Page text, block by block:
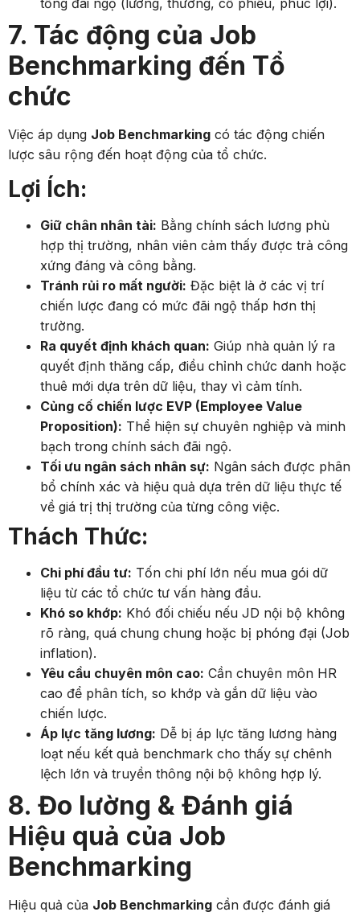
tổng đãi ngộ (lương, thưởng, cổ phiếu, phúc lợi).
7. Tác động của Job
Benchmarking đến Tổ
chức
Việc áp dụng Job Benchmarking có tác động chiến
lược sâu rộng đến hoạt động của tổ chức.
Lợi Ích:
Giữ chân nhân tài: Bằng chính sách lương phù
hợp thị trường, nhân viên cảm thấy được trả công
xứng đáng và công bằng.
Tránh rủi ro mất người: Đặc biệt là ở các vị trí
chiến lược đang có mức đãi ngộ thấp hơn thị
trường.
Ra quyết định khách quan: Giúp nhà quản lý ra
quyết định thăng cấp, điều chỉnh chức danh hoặc
thuê mới dựa trên dữ liệu, thay vì cảm tính.
Củng cố chiến lược EVP (Employee Value
Proposition): Thể hiện sự chuyên nghiệp và minh
bạch trong chính sách đãi ngộ.
Tối ưu ngân sách nhân sự: Ngân sách được phân
bổ chính xác và hiệu quả dựa trên dữ liệu thực tế
về giá trị thị trường của từng công việc.
Thách Thức:
Chi phí đầu tư: Tốn chi phí lớn nếu mua gói dữ
liệu từ các tổ chức tư vấn hàng đầu.
Khó so khớp: Khó đối chiếu nếu JD nội bộ không
rõ ràng, quá chung chung hoặc bị phóng đại (Job
inflation).
Yêu cầu chuyên môn cao: Cần chuyên môn HR
cao để phân tích, so khớp và gắn dữ liệu vào
chiến lược.
Áp lực tăng lương: Dễ bị áp lực tăng lương hàng
loạt nếu kết quả benchmark cho thấy sự chênh
lệch lớn và truyền thông nội bộ không hợp lý.
8. Đo lường & Đánh giá
Hiệu quả của Job
Benchmarking
Hiệu quả của Job Benchmarking cần được đánh giá